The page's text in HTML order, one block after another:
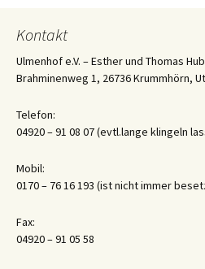
Navigation
Kontakt
Ulmenhof e.V. – Esther und Thomas
Brahminenweg 1, 26736 Krummhörn,
Telefon:
04920 – 91 08 07 (evtl.lange klingeln
Mobil:
0170 – 76 16 193 (ist nicht immer
Fax:
04920 – 91 05 58